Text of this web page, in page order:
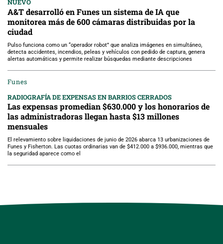
NUEVO
A&T desarrolló en Funes un sistema de IA que
monitorea más de 600 cámaras distribuidas por la
ciudad
Pulso funciona como un “operador robot” que analiza imágenes en simultáneo,
detecta accidentes, incendios, peleas y vehículos con pedido de captura, genera
alertas automáticas y permite realizar búsquedas mediante descripciones
Funes
RADIOGRAFÍA DE EXPENSAS EN BARRIOS CERRADOS
Las expensas promedian $630.000 y los honorarios de
las administradoras llegan hasta $13 millones
mensuales
El relevamiento sobre liquidaciones de junio de 2026 abarca 13 urbanizaciones de
Funes y Fisherton. Las cuotas ordinarias van de $412.000 a $936.000, mientras que
la seguridad aparece como el